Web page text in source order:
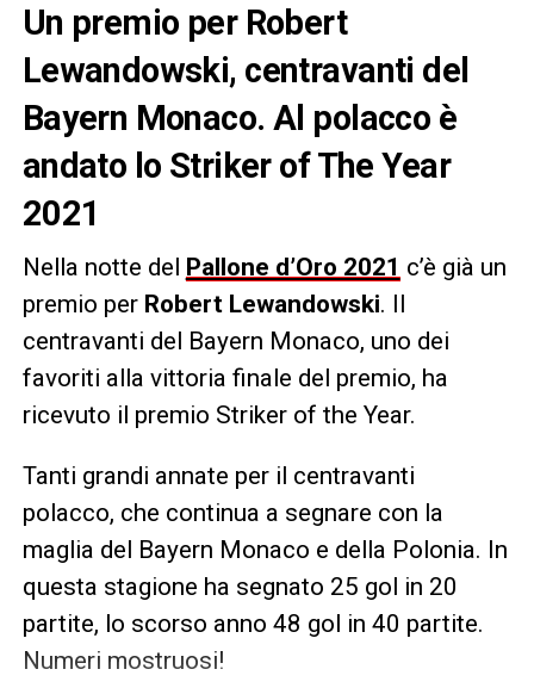
Un premio per Robert
Lewandowski, centravanti del
Bayern Monaco. Al polacco è
andato lo Striker of The Year
2021
Nella notte del Pallone d’Oro 2021 c’è già un
premio per Robert Lewandowski. Il
centravanti del Bayern Monaco, uno dei
favoriti alla vittoria finale del premio, ha
ricevuto il premio Striker of the Year.
Tanti grandi annate per il centravanti
polacco, che continua a segnare con la
maglia del Bayern Monaco e della Polonia. In
questa stagione ha segnato 25 gol in 20
partite, lo scorso anno 48 gol in 40 partite.
Numeri mostruosi!